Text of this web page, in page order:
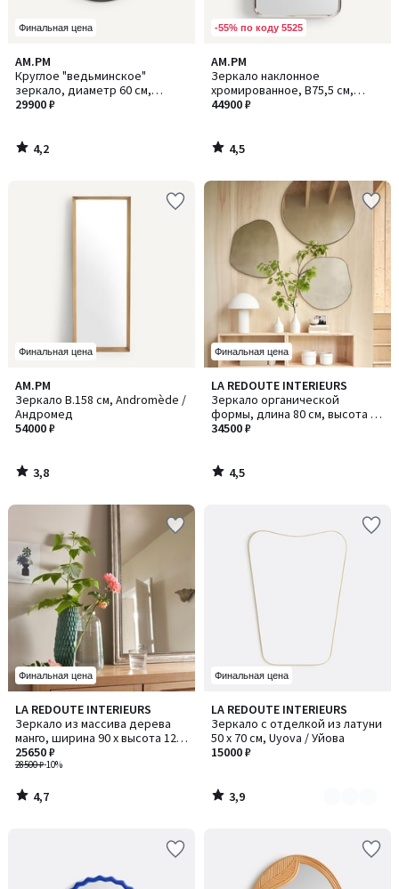
Финальная цена
AM.PM
Круглое "ведьминское"
зеркало, диаметр 60 см,
Samantha / Саманта
29900 ₽
4,2
/ 5
4,2
/
-55% по коду 5525
AM.PM
Зеркало наклонное
хромированное, В75,5 см,
Cassandre / Кассандр
44900 ₽
4,5
/ 5
4,5
/
Финальная цена
AM.PM
Зеркало В.158 см, Andromède /
Андромед
54000 ₽
3,8
/ 5
3,8
/
Финальная цена
LA REDOUTE INTERIEURS
Зеркало органической
формы, длина 80 см, высота 80
см, ORNICA / ОРНИКА
34500 ₽
4,5
/ 5
4,5
/
Финальная цена
LA REDOUTE INTERIEURS
Зеркало из массива дерева
манго, ширина 90 x высота 120
см, AFSAN / АФСАН
28500 ₽-10%
25650 ₽
4,7
/ 5
4,7
/
Финальная цена
LA REDOUTE INTERIEURS
Зеркало с отделкой из латуни
50 x 70 см, Uyova / Уйова
15000 ₽
3,9
/ 5
Количество
цветов:
2
3,9
/